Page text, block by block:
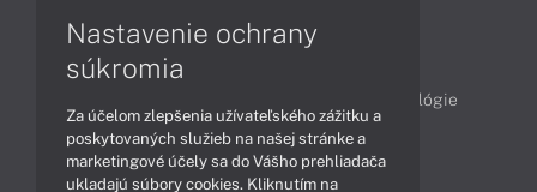
Technológie
Videá
Nastavenie ochrany
súkromia
Za účelom zlepšenia užívateľského zážitku a
poskytovaných služieb na našej stránke a
marketingové účely sa do Vášho prehliadača
ukladajú súbory cookies. Kliknutím na